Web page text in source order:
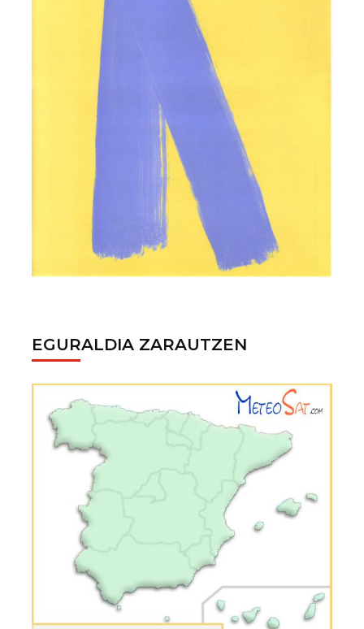
EGURALDIA ZARAUTZEN